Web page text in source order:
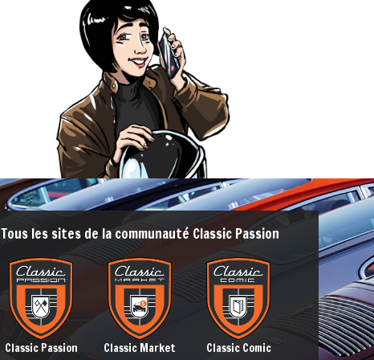
Tous les sites de la communauté Classic Passion
Classic Passion Classic Market Classic Comic